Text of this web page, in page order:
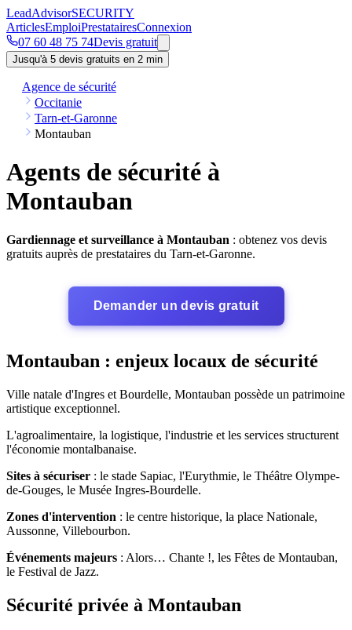
LeadAdvisorSECURITY
ArticlesEmploiPrestatairesConnexion
07 60 48 75 74Devis gratuit
Jusqu'à 5 devis gratuits en 2 min
Agence de sécurité
Occitanie
Tarn-et-Garonne
Montauban
Agents de sécurité à
Montauban
Gardiennage et surveillance à Montauban : obtenez vos devis
gratuits auprès de prestataires du Tarn-et-Garonne.
Demander un devis gratuit
Montauban : enjeux locaux de sécurité
Ville natale d'Ingres et Bourdelle, Montauban possède un patrimoine
artistique exceptionnel.
L'agroalimentaire, la logistique, l'industrie et les services structurent
l'économie montalbanaise.
Sites à sécuriser : le stade Sapiac, l'Eurythmie, le Théâtre Olympe-
de-Gouges, le Musée Ingres-Bourdelle.
Zones d'intervention : le centre historique, la place Nationale,
Aussonne, Villebourbon.
Événements majeurs : Alors… Chante !, les Fêtes de Montauban,
le Festival de Jazz.
Sécurité privée à Montauban